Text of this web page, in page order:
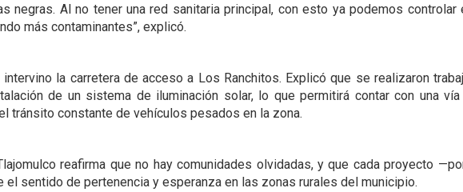
negras. Al no tener una red sanitaria principal, con esto ya podemos
más contaminantes”,explicó.
la carretera de acceso a Los Ranchitos. Explicó que se realizaron
de un sistema de iluminación solar, lo que permitirá contar con una
tránsito constante de vehículos pesados en la zona.
reafirma que no hay comunidades olvidadas, y que cada proyecto
sentido de pertenencia y esperanza en las zonas rurales del municipio.